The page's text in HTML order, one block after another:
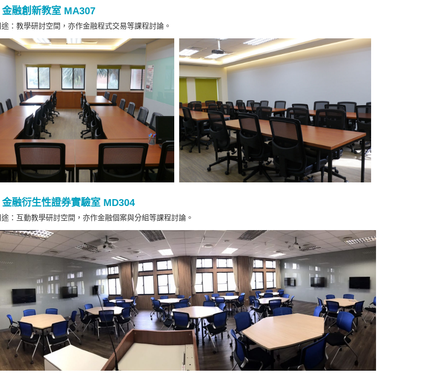
融創新教室 MA307
：教學研討空間，亦作金融程式交易等課程討論。
融衍生性證券實驗室 MD304
：互動教學研討空間，亦作金融個案與分組等課程討論。